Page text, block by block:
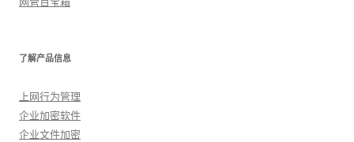
了解产品信息
上网行为管理
企业加密软件
企业文件加密